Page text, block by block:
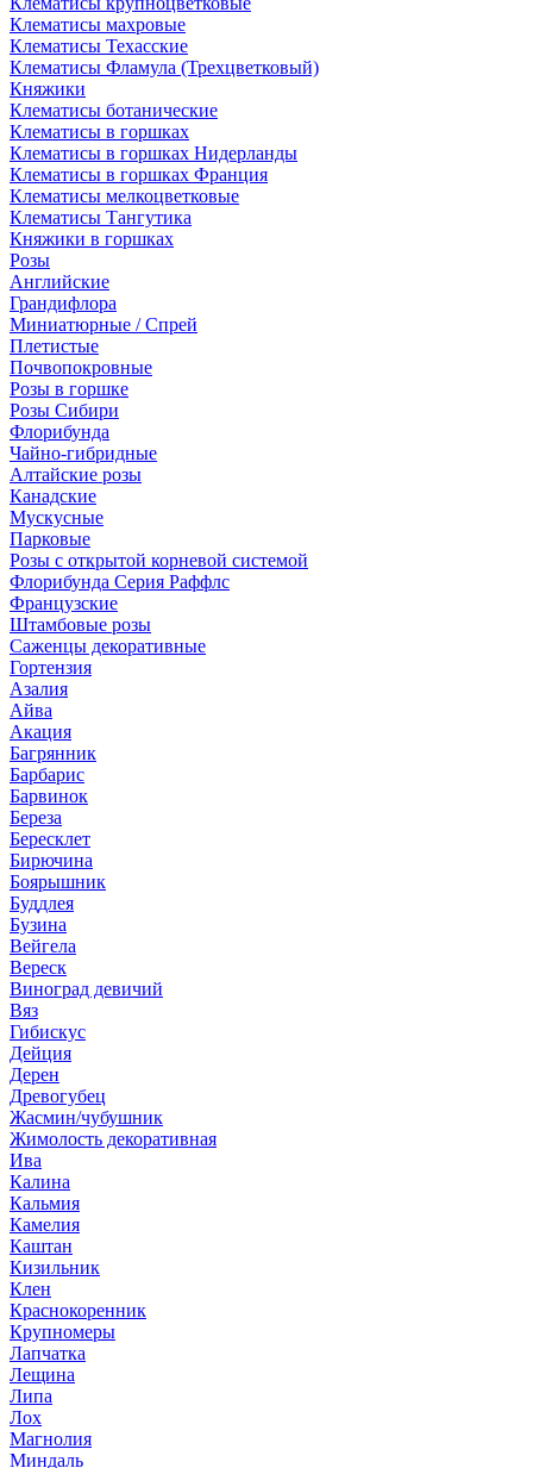
Клематисы махровые
Клематисы Техасские
Клематисы Фламула (Трехцветковый)
Княжики
Клематисы ботанические
Клематисы в горшках
Клематисы в горшках Нидерланды
Клематисы в горшках Франция
Клематисы мелкоцветковые
Клематисы Тангутика
Княжики в горшках
Розы
Английские
Грандифлора
Миниатюрные / Спрей
Плетистые
Почвопокровные
Розы в горшке
Розы Сибири
Флорибунда
Чайно-гибридные
Алтайские розы
Канадские
Мускусные
Парковые
Розы с открытой корневой системой
Флорибунда Серия Раффлс
Французские
Штамбовые розы
Саженцы декоративные
Гортензия
Азалия
Айва
Акация
Багрянник
Барбарис
Барвинок
Береза
Бересклет
Бирючина
Боярышник
Буддлея
Бузина
Вейгела
Вереск
Виноград девичий
Вяз
Гибискус
Дейция
Дерен
Древогубец
Жасмин/чубушник
Жимолость декоративная
Ива
Калина
Кальмия
Камелия
Каштан
Кизильник
Клен
Краснокоренник
Крупномеры
Лапчатка
Лещина
Липа
Лох
Магнолия
Миндаль